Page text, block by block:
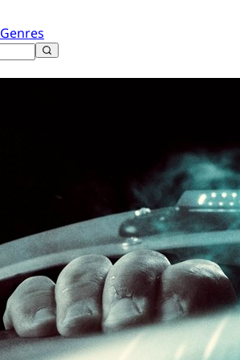
Genres